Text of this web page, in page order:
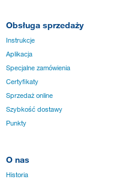
Obsługa sprzedaży
Instrukcje
Aplikacja
Specjalne zamówienia
Certyfikaty
Sprzedaż online
Szybkość dostawy
Punkty
O nas
Historia